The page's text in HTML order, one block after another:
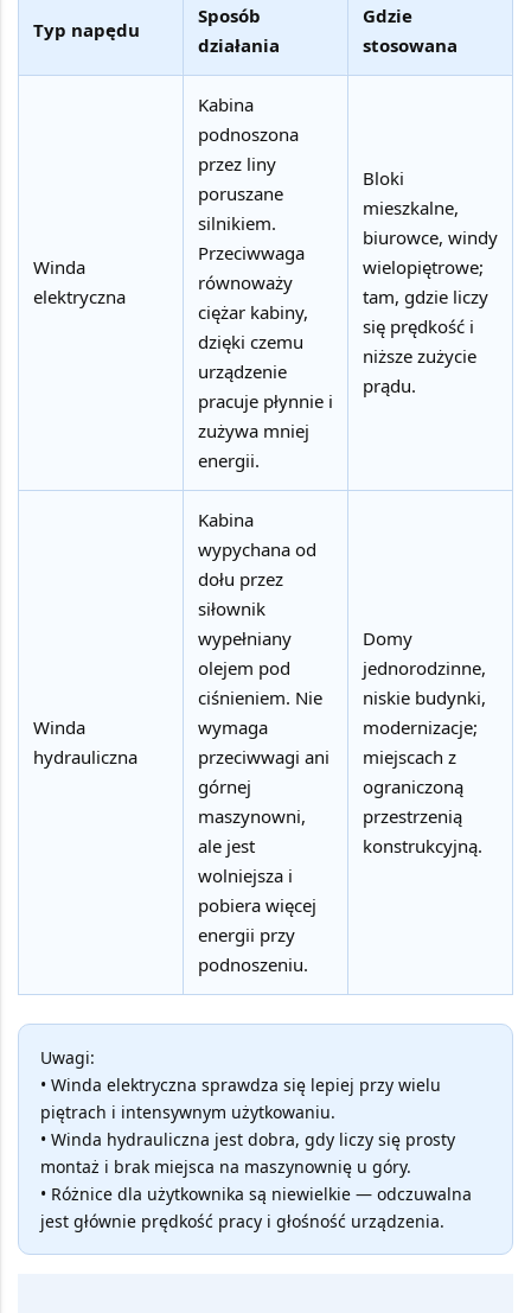
Typ napędu
Sposób
działania
Gdzie
stosowana
Winda
elektryczna
Kabina
podnoszona
przez liny
poruszane
silnikiem.
Przeciwwaga
równoważy
ciężar kabiny,
dzięki czemu
urządzenie
pracuje płynnie i
zużywa mniej
energii.
Bloki
mieszkalne,
biurowce, windy
wielopiętrowe;
tam, gdzie liczy
się prędkość i
niższe zużycie
prądu.
Winda
hydrauliczna
Kabina
wypychana od
dołu przez
siłownik
wypełniany
olejem pod
ciśnieniem. Nie
wymaga
przeciwwagi ani
górnej
maszynowni,
ale jest
wolniejsza i
pobiera więcej
energii przy
podnoszeniu.
Domy
jednorodzinne,
niskie budynki,
modernizacje;
miejscach z
ograniczoną
przestrzenią
konstrukcyjną.
Uwagi:
• Winda elektryczna sprawdza się lepiej przy wielu
piętrach i intensywnym użytkowaniu.
• Winda hydrauliczna jest dobra, gdy liczy się prosty
montaż i brak miejsca na maszynownię u góry.
• Różnice dla użytkownika są niewielkie — odczuwalna
jest głównie prędkość pracy i głośność urządzenia.